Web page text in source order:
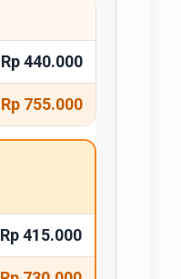
Rp 440.000
Rp 755.000
Rp 415.000